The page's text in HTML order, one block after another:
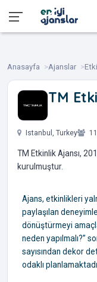
Anasayfa Ajanslar
TM
Istanbul, Turkey
TM Etkinlik Ajansı,
kurulmuştur.
Ajans, etkinlikleri
paylaşılan
dönüştürmeyi
neden yapılmalı?”
sayısından dekor
odaklı